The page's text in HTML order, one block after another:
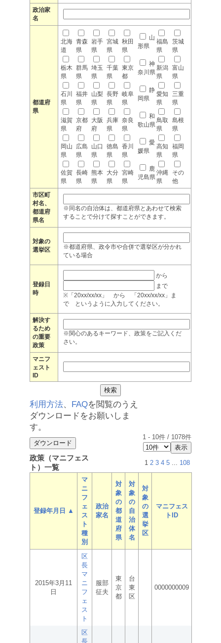
政治家
名
都道府
県
北海
道
青森
県
岩手
県
宮城
県
秋田
県
山
形県
福島
県
茨城
県
栃木
県
群馬
県
埼玉
県
千葉
県
東京
都
神
奈川県
新潟
県
富山
県
石川
県
福井
県
山梨
県
長野
県
岐阜
県
静
岡県
愛知
県
三重
県
滋賀
県
京都
府
大阪
府
兵庫
県
奈良
県
和
歌山県
鳥取
県
島根
県
岡山
県
広島
県
山口
県
徳島
県
香川
県
愛
媛県
高知
県
福岡
県
佐賀
県
長崎
県
熊本
県
大分
県
宮崎
県
鹿
児島県
沖縄
県
その
他
市区町
村名、
都道府
県名
※同名の自治体は、都道府県とあわせて検索
することで分けて探すことができます。
対象の
選挙区
※都道府県、政令市や合併で選挙区が分かれ
ている場合
登録日
時
から
まで
※「20xx/xx/xx」 から 「20xx/xx/xx」ま
で というように入力してください。
解決す
るため
の重要
政策
※関心のあるキーワード、政策をご記入くだ
さい。
マニフ
ェスト
ID
利用方法、 FAQを閲覧のうえ
ダウンロードをお願いしま
す。
1 - 10件 / 1078件
政策（マニフェス
ト）一覧
1 2 3 4 5 ... 108
登録年月日 ▲
マ
ニ
フ
ェ
ス
ト
種
別
政治
家名
対
象
の
都
道
府
県
対
象
の
自
治
体
名
対
象
の
選
挙
区
マニフェス
トID
2015年3月11
日
区
長
マ
ニ
フ
ェ
ス
ト
服部
征夫
東
京
都
台
東
区
0000000009
区
長